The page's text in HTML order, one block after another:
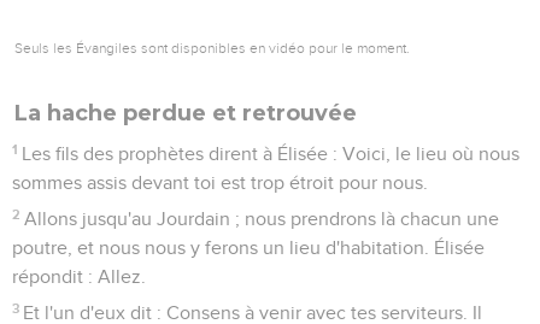
Seuls les Évangiles sont disponibles en vidéo pour le moment.
La hache perdue et retrouvée
1 Les fils des prophètes dirent à Élisée : Voici, le lieu où nous
sommes assis devant toi est trop étroit pour nous.
2 Allons jusqu'au Jourdain ; nous prendrons là chacun une
poutre, et nous nous y ferons un lieu d'habitation. Élisée
répondit : Allez.
3 Et l'un d'eux dit : Consens à venir avec tes serviteurs. Il